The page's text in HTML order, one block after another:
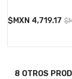
$MXN 4,719.17
8 OTROS